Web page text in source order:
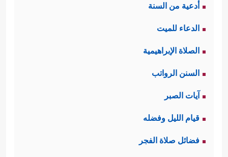
أدعية من السنة
الدعاء للميت
الصلاة الإبراهيمية
السنن الرواتب
آيات الصبر
قيام الليل وفضله
فضائل صلاة الفجر